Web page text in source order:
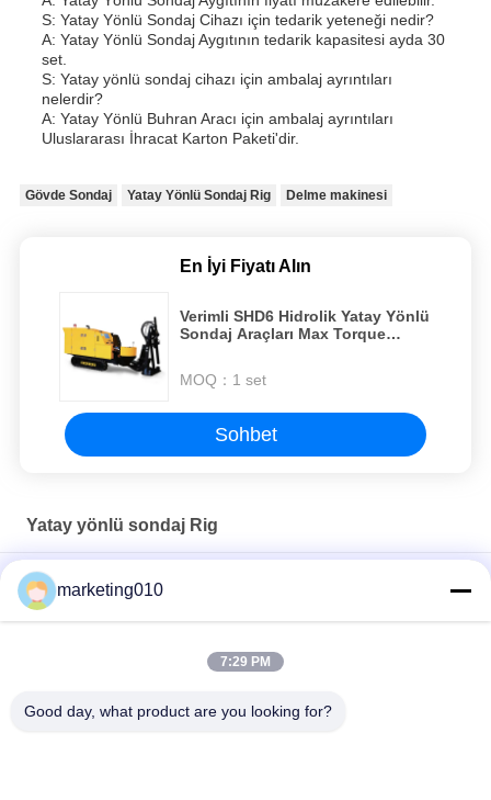
S: Yatay Yönlü Sondaj Cihazı için tedarik yeteneği nedir?
A: Yatay Yönlü Sondaj Aygıtının tedarik kapasitesi ayda 30
set.
S: Yatay yönlü sondaj cihazı için ambalaj ayrıntıları
nelerdir?
A: Yatay Yönlü Buhran Aracı için ambalaj ayrıntıları
Uluslararası İhracat Karton Paketi'dir.
Gövde Sondaj Yatay Yönlü Sondaj Rig Delme makinesi
En İyi Fiyatı Alın
Verimli SHD6 Hidrolik Yatay Yönlü
Sondaj Araçları Max Torque
MOQ： 1 set
Sohbet
Yatay yönlü sondaj Rig
SHD220 1500m Toprağa Bağımlı İnşaat Güvenliği Yatay Yönlü
Sondaj Makinesi Üreticileri
SHD35 Şehir inşaatı için esnek hafif yatay yönlü sondaj cihazı
sondaj cihazı
marketing010
7:29 PM
Good day, what product are you looking for?